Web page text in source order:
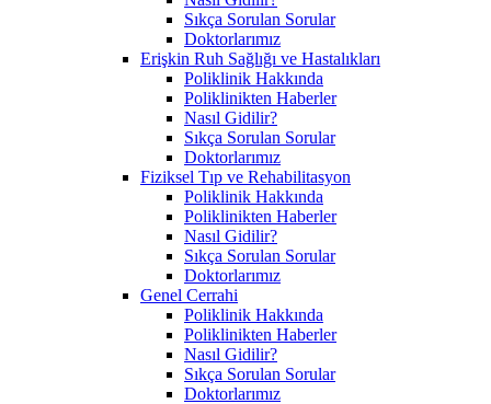
Sıkça Sorulan Sorular
Doktorlarımız
Erişkin Ruh Sağlığı ve Hastalıkları
Poliklinik Hakkında
Poliklinikten Haberler
Nasıl Gidilir?
Sıkça Sorulan Sorular
Doktorlarımız
Fiziksel Tıp ve Rehabilitasyon
Poliklinik Hakkında
Poliklinikten Haberler
Nasıl Gidilir?
Sıkça Sorulan Sorular
Doktorlarımız
Genel Cerrahi
Poliklinik Hakkında
Poliklinikten Haberler
Nasıl Gidilir?
Sıkça Sorulan Sorular
Doktorlarımız